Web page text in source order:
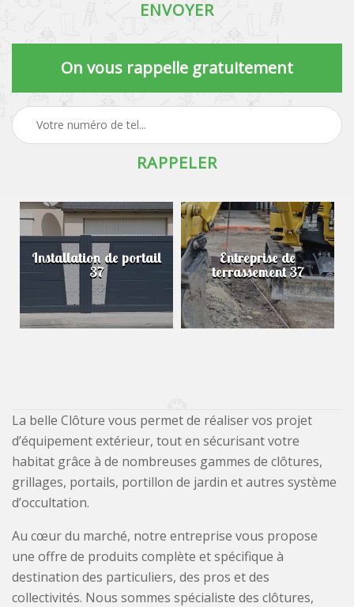
On vous rappelle gratuitement
Installation de portail
37
Entreprise de
terrassement 37
La belle Clôture vous permet de réaliser vos projet
d’équipement extérieur, tout en sécurisant votre
habitat grâce à de nombreuses gammes de clôtures,
grillages, portails, portillon de jardin et autres système
d’occultation.
Au cœur du marché, notre entreprise vous propose
une offre de produits complète et spécifique à
destination des particuliers, des pros et des
collectivités. Nous sommes spécialiste des clôtures,